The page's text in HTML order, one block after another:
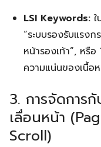
LSI Keywords: ใ
“ระบบรองรับแรงก
หน้ารองเท้า”, หรื
ความแน่นของเนื้อ
3. การจัดการกั
เลื่อนหน้า
Scroll)